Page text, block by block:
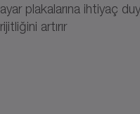
ayar plakalarına ihtiyaç
rijitliğini artırır